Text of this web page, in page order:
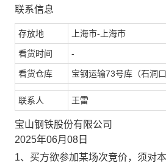
联系信息
存放地 上海市-上海市
看货时间 -
看货仓库 宝钢运输73号库（石洞口
联系人 王雷
宝山钢铁股份有限公司
2025年06月08日
1、买方欲参加某场次竞价，须对